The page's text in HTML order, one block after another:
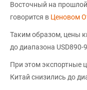
Восточный на
говорится в Ценовом
Таким образом, цены
до диапазона USD890-
При этом экспортные
Китай снизились до